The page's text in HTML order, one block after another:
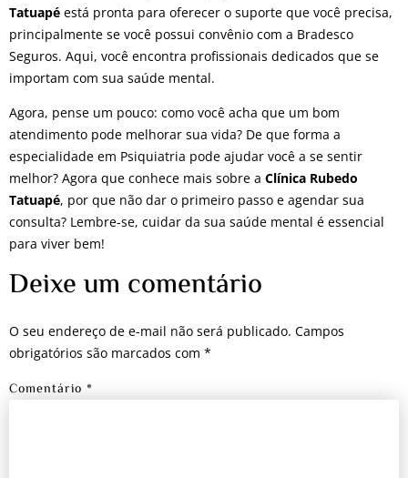
Tatuapé está pronta para oferecer o suporte que você precisa,
principalmente se você possui convênio com a Bradesco
Seguros. Aqui, você encontra profissionais dedicados que se
importam com sua saúde mental.
Agora, pense um pouco: como você acha que um bom
atendimento pode melhorar sua vida? De que forma a
especialidade em Psiquiatria pode ajudar você a se sentir
melhor? Agora que conhece mais sobre a Clínica Rubedo
Tatuapé, por que não dar o primeiro passo e agendar sua
consulta? Lembre-se, cuidar da sua saúde mental é essencial
para viver bem!
Deixe um comentário
O seu endereço de e-mail não será publicado. Campos
obrigatórios são marcados com *
Comentário *